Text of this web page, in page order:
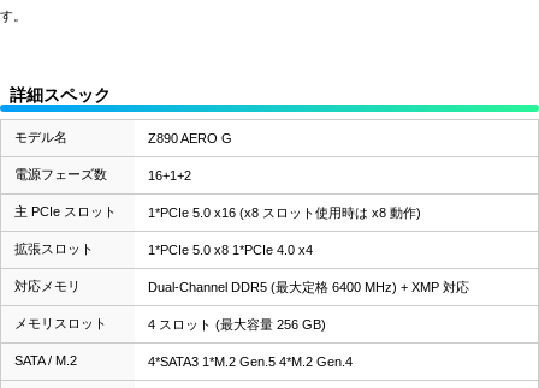
す。
詳細スペック
モデル名 Z890 AERO G
電源フェーズ数 16+1+2
主 PCIe スロット 1*PCIe 5.0 x16 (x8 スロット使用時は x8 動作)
拡張スロット 1*PCIe 5.0 x8 1*PCIe 4.0 x4
対応メモリ Dual-Channel DDR5 (最大定格 6400 MHz) + XMP 対応
メモリスロット 4 スロット (最大容量 256 GB)
SATA / M.2 4*SATA3 1*M.2 Gen.5 4*M.2 Gen.4